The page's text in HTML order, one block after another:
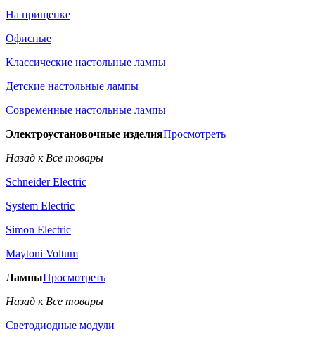
На прищепке
Офисные
Классические настольные лампы
Детские настольные лампы
Современные настольные лампы
Электроустановочные изделияПросмотреть
Назад к Все товары
Schneider Electric
System Electric
Simon Electric
Maytoni Voltum
ЛампыПросмотреть
Назад к Все товары
Светодиодные модули